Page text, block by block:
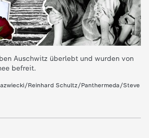
Auschwitz überlebt und wurden von
befreit.
Reinhard Schultz/Panthermeda/Steve